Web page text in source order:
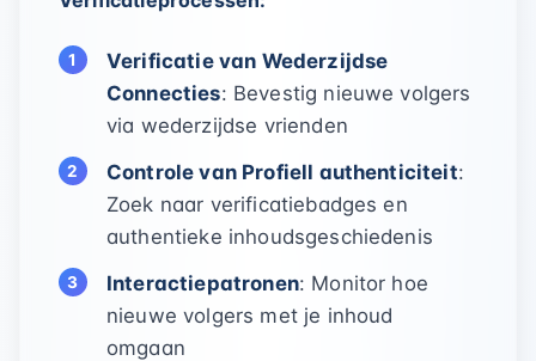
Verificatie van Wederzijdse
Connecties: Bevestig nieuwe volgers
via wederzijdse vrienden
Controle van Profiell authenticiteit:
Zoek naar verificatiebadges en
authentieke inhoudsgeschiedenis
Interactiepatronen: Monitor hoe
nieuwe volgers met je inhoud
omgaan